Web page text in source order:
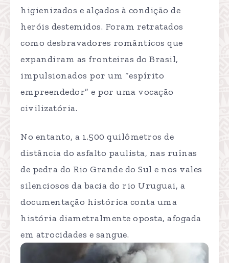
higienizados e alçados à condição de
heróis destemidos. Foram retratados
como desbravadores românticos que
expandiram as fronteiras do Brasil,
impulsionados por um “espírito
empreendedor” e por uma vocação
civilizatória.
No entanto, a 1.500 quilômetros de
distância do asfalto paulista, nas ruínas
de pedra do Rio Grande do Sul e nos vales
silenciosos da bacia do rio Uruguai, a
documentação histórica conta uma
história diametralmente oposta, afogada
em atrocidades e sangue.